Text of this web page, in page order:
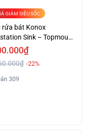
GIẢM SIÊU SỐC
rửa bát Konox
Sink – Topmount
– Bàn trái
-22%
309